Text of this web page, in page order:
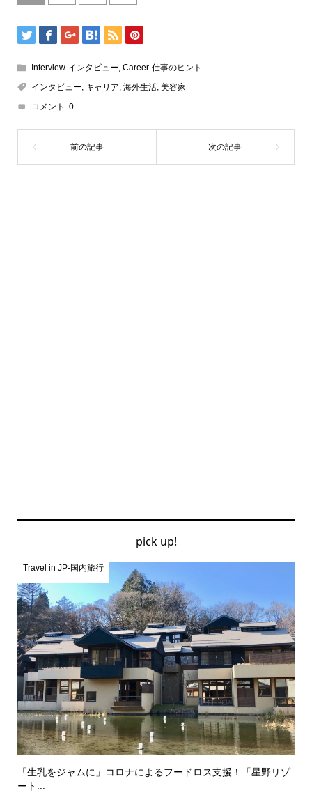
Interview-インタビュー, Career-仕事のヒント
インタビュー, キャリア, 海外生活, 美容家
コメント: 0
pick up!
Travel in JP-国内旅行
「生乳をジャムに」コロナによるフードロス支援！「星野リゾ
ート...